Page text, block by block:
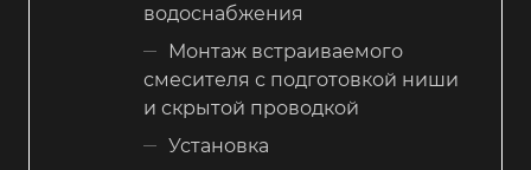
водоснабжения
Монтаж встраиваемого
смесителя с подготовкой ниши
и скрытой проводкой
Установка